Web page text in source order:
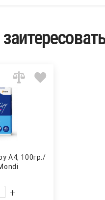
A4, 100гр./